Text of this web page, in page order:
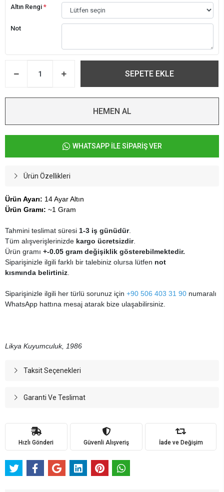
Altın Rengi *
Not
SEPETE EKLE
HEMEN AL
WHATSAPP İLE SİPARİŞ VER
Ürün Özellikleri
Ürün Ayarı: 14 Ayar Altın
Ürün Gramı: ~1 Gram
Tahmini teslimat süresi 1-3 iş günüdür.
Tüm alışverişlerinizde kargo ücretsizdir.
Ürün gramı +-0.05 gram değişiklik gösterebilmektedir.
Siparişinizle ilgili farklı bir talebiniz olursa lütfen not
kısmında belirtiniz.
Siparişinizle ilgili her türlü sorunuz için +90 506 403 31 90 numaralı
WhatsApp hattına mesaj atarak bize ulaşabilirsiniz.
Likya Kuyumculuk, 1986
Taksit Seçenekleri
Garanti Ve Teslimat
Hızlı Gönderi Güvenli Alışveriş İade ve Değişim